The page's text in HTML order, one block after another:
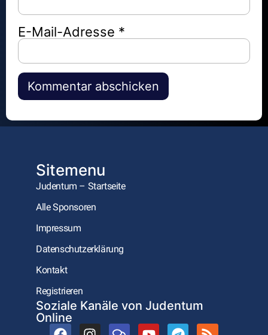
E-Mail-Adresse *
Alternative:
Sitemenu
Judentum – Startseite
Alle Sponsoren
Impressum
Datenschutzerklärung
Kontakt
Registrieren
Soziale Kanäle von Judentum
Online